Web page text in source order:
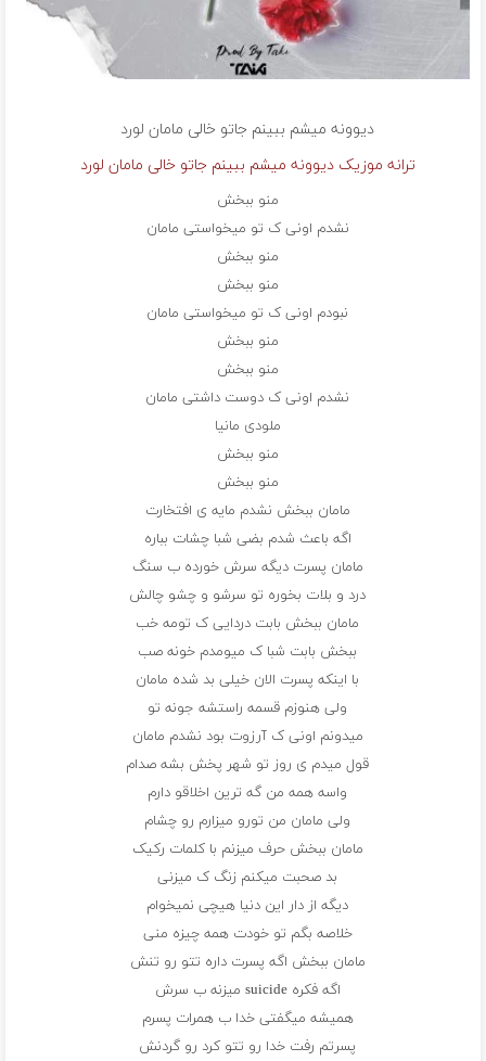
دیوونه میشم ببینم جاتو خالی مامان لورد
ترانه موزیک دیوونه میشم ببینم جاتو خالی مامان لورد
منو ببخش
نشدم اونی ک تو میخواستی مامان
منو ببخش
منو ببخش
نبودم اونی ک تو میخواستی مامان
منو ببخش
منو ببخش
نشدم اونی ک دوست داشتی مامان
ملودی مانیا
منو ببخش
منو ببخش
مامان ببخش نشدم مایه ی افتخارت
اگه باعث شدم بضی شبا چشات بباره
مامان پسرت دیگه سرش خورده ب سنگ
درد و بلات بخوره تو سرشو و چشو چالش
مامان ببخش بابت دردایی ک تومه خب
ببخش بابت شبا ک میومدم خونه صب
با اینکه پسرت الان خیلی بد شده مامان
ولی هنوزم قسمه راستشه جونه تو
میدونم اونی ک آرزوت بود نشدم مامان
قول میدم ی روز تو شهر پخش بشه صدام
واسه همه من گه ترین اخلاقو دارم
ولی مامان من تورو میزارم رو چشام
مامان ببخش حرف میزنم با کلمات رکیک
بد صحبت میکنم زنگ ک میزنی
دیگه از دار این دنیا هیچی نمیخوام
خلاصه بگم تو خودت همه چیزه منی
مامان ببخش اگه پسرت داره تتو رو تنش
اگه فکره suicide میزنه ب سرش
همیشه میگفتی خدا ب همرات پسرم
پسرتم رفت خدا رو تتو کرد رو‌ گردنش